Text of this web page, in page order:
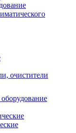
очистители